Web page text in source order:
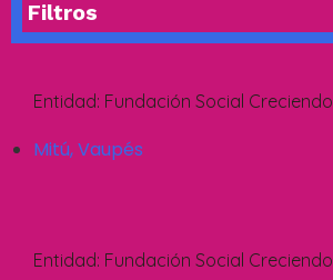
Filtros
Entidad: Fundación Social Creciendo
Mitú,Vaupés
Entidad: Fundación Social Creciendo